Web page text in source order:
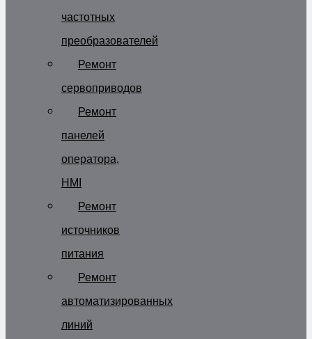
частотных
преобразователей
Ремонт
сервоприводов
Ремонт
панелей
оператора,
HMI
Ремонт
источников
питания
Ремонт
автоматизированных
линий